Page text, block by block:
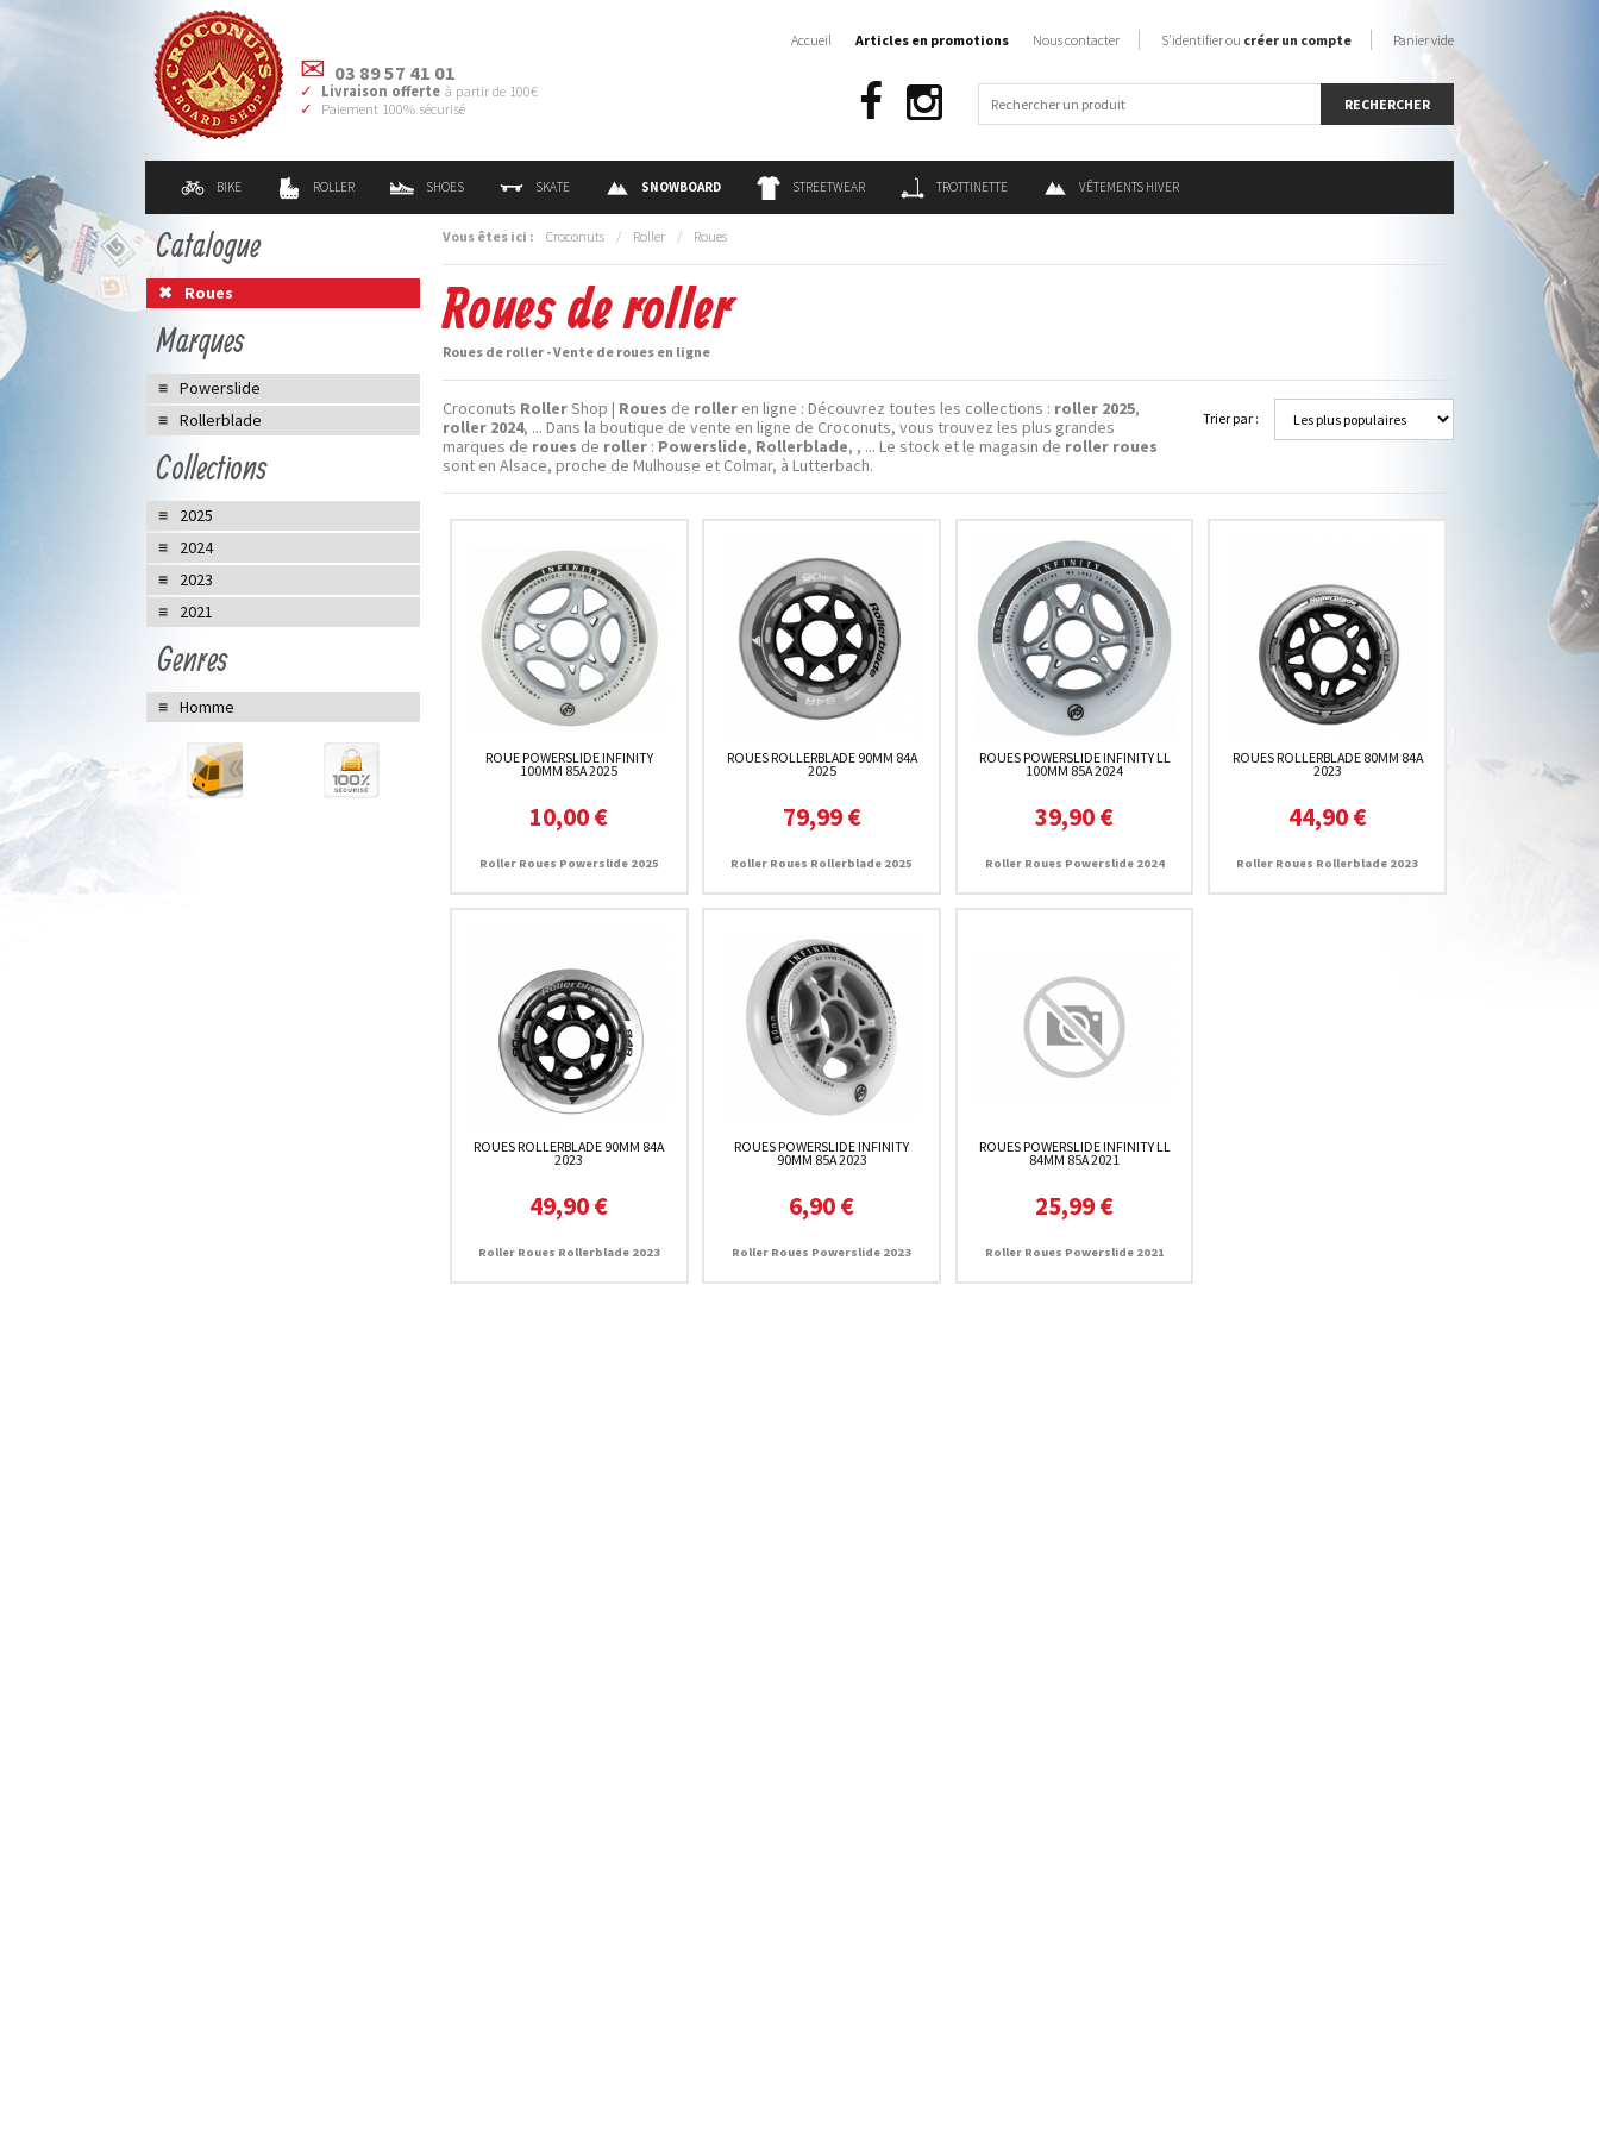
03 89 57 41 01
Livraison offerte à partir de 100€
Paiement 100% sécurisé
BIKE ROLLER SHOES SKATE SNOWBOARD STREETWEAR TROTTINETTE VÊTEMENTS HIVER
Accueil Articles en promotions Nous contacter S'identifier ou créer un compte Panier vide
Vous êtes ici : Croconuts / Roller / Roues
Roues de roller
Roues de roller - Vente de roues en ligne
Trier par :
Croconuts RollerShop | Roues de roller en ligne : Découvrez toutes les collections : roller 2025,
roller 2024, ... Dans la boutique de vente en ligne de Croconuts, vous trouvez les plus grandes
marques de roues de roller : Powerslide, Rollerblade, , ... Le stock et le magasin de roller roues
sont en Alsace, proche de Mulhouse et Colmar, à Lutterbach.
ROUE POWERSLIDE INFINITY
100MM 85A 2025
10,00 €
Roller Roues Powerslide 2025
ROUES ROLLERBLADE 90MM 84A
2025
79,99 €
Roller Roues Rollerblade 2025
ROUES POWERSLIDE INFINITY LL
100MM 85A 2024
39,90 €
Roller Roues Powerslide 2024
ROUES ROLLERBLADE 80MM 84A
2023
44,90 €
Roller Roues Rollerblade 2023
ROUES ROLLERBLADE 90MM 84A
2023
49,90 €
Roller Roues Rollerblade 2023
ROUES POWERSLIDE INFINITY
90MM 85A 2023
6,90 €
Roller Roues Powerslide 2023
ROUES POWERSLIDE INFINITY LL
84MM 85A 2021
25,99 €
Roller Roues Powerslide 2021
Catalogue
Roues
Marques
Powerslide
Rollerblade
Collections
2025
2024
2023
2021
Genres
Homme